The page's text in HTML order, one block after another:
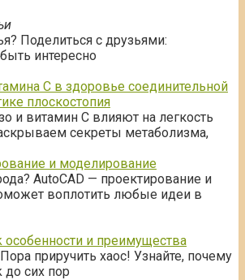
Поделиться с друзьями:
интересно
С в здоровье соединительной
плоскостопия
и витамин С влияют на легкость
секреты метаболизма,
и моделирование
AutoCAD — проектирование и
воплотить любые идеи в
особенности и преимущества
приручить хаос! Узнайте, почему
до сих пор